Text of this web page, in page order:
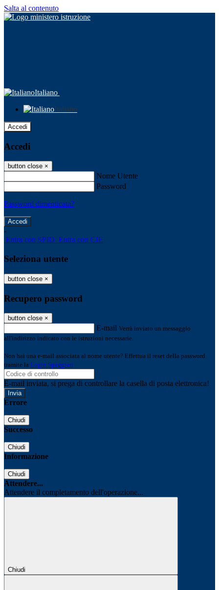
Salta al contenuto
Italiano
Italiano
Accedi
Accedi
button close ×
Nome Utente
Password
Password dimenticata?
-
Entra con SPID Entra con CIE
Seleziona utente
button close ×
Recupero password
button close ×
E-mail Verrà inviato un messaggio
all'indirizzo indicato con le istruzioni necessarie.
Non hai una e-mail associata al nome utente? Effettua il reset della password
tramite la Login Spaggiari
E-mail inviata, si prega di controllare la casella di posta elettronica!
Errore
Chiudi
Successo
Chiudi
Informazione
Chiudi
Attendere...
Attendere il completamento dell'operazione...
Chiudi